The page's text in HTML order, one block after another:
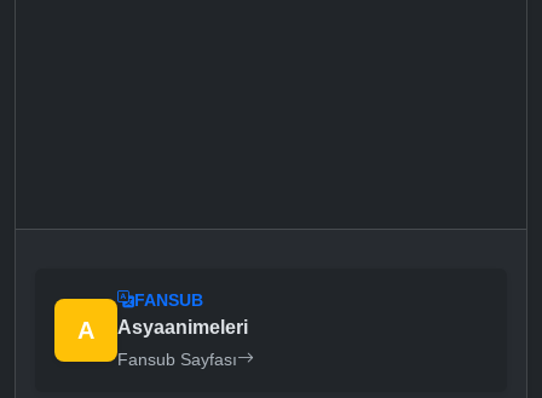
A
FANSUB
Asyaanimeleri
Fansub Sayfası